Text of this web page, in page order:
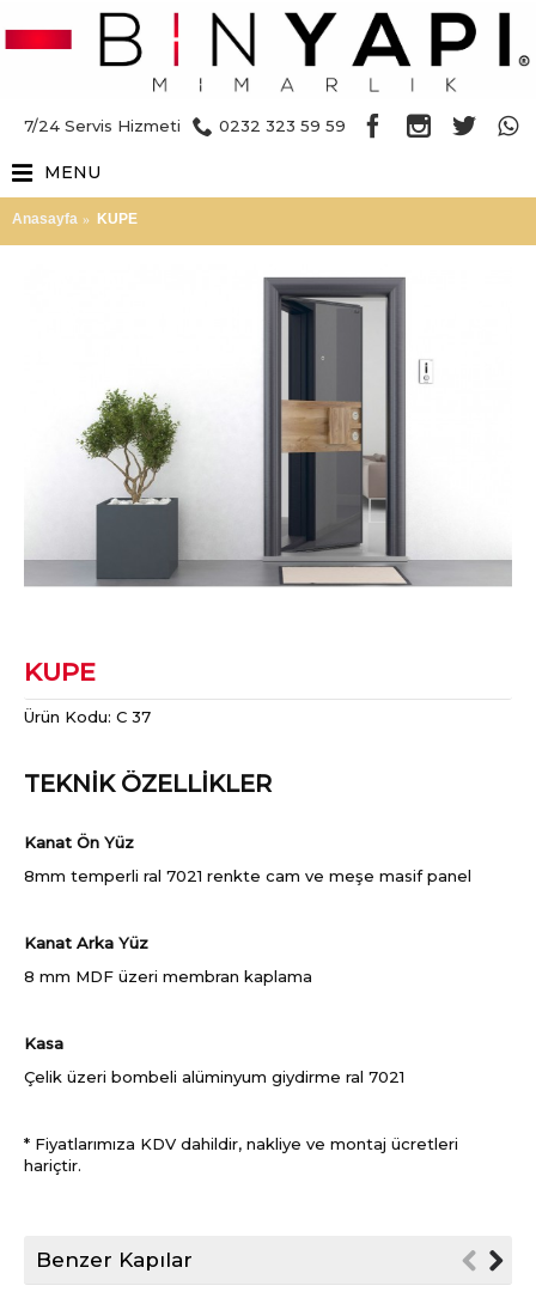
7/24 Servis Hizmeti 0232 323 59 59
MENU
Anasayfa KUPE
KUPE
Ürün Kodu: C 37
TEKNİK ÖZELLİKLER
Kanat Ön Yüz
8mm temperli ral 7021 renkte cam ve meşe masif panel
Kanat Arka Yüz
8 mm MDF üzeri membran kaplama
Kasa
Çelik üzeri bombeli alüminyum giydirme ral 7021
* Fiyatlarımıza KDV dahildir, nakliye ve montaj ücretleri
hariçtir.
Benzer Kapılar